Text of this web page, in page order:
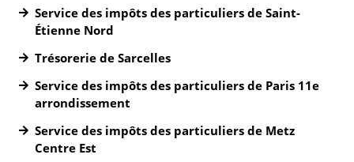
Service des impôts des particuliers de Saint-
Étienne Nord
Trésorerie de Sarcelles
Service des impôts des particuliers de Paris 11e
arrondissement
Service des impôts des particuliers de Metz
Centre Est